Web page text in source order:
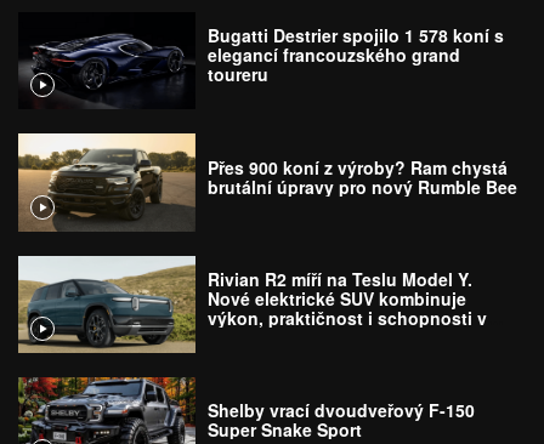
Bugatti Destrier spojilo 1 578 koní s
elegancí francouzského grand
toureru
Přes 900 koní z výroby? Ram chystá
brutální úpravy pro nový Rumble Bee
Rivian R2 míří na Teslu Model Y.
Nové elektrické SUV kombinuje
výkon, praktičnost i schopnosti v
Shelby vrací dvoudveřový F-150
Super Snake Sport